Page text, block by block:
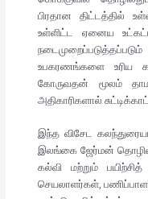
பிரதான திட்டத்தில்
உள்ளிட்ட ஏனைய
உபகரணங்களை உரிய
கோருவதன் மூலம்
அதிகாரிகளால்
இந்த விசேட
இலங்கை ஜேர்மன்
கல்வி மற்றும்
செயலாளர்கள்,